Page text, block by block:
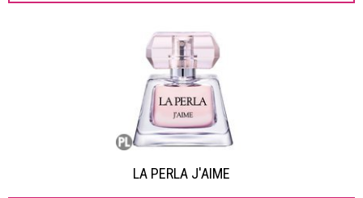
LA PERLA J'AIME